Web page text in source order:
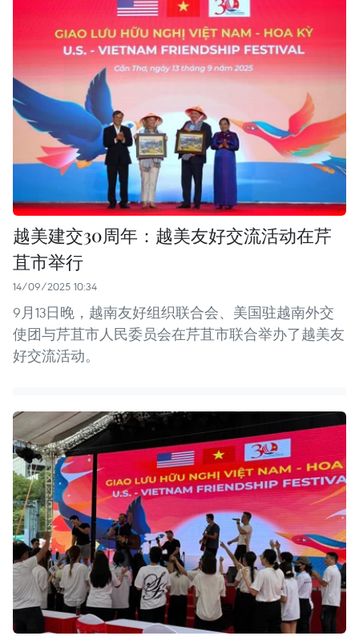
越美建交30周年：越美友好交流活动在芹
苴市举行
14/09/2025 10:34
9月13日晚，越南友好组织联合会、美国驻越南外交
使团与芹苴市人民委员会在芹苴市联合举办了越美友
好交流活动。